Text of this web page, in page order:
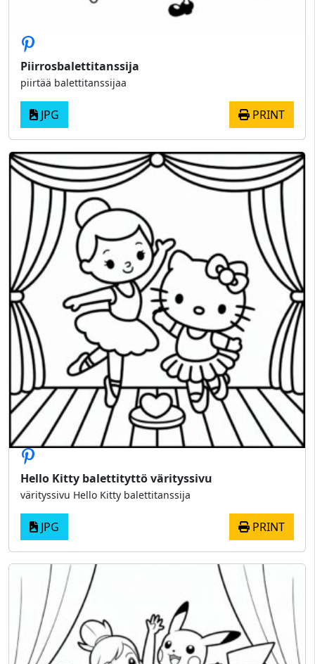
Piirrosbalettitanssija
piirtää balettitanssijaa
JPG PRINT
Hello Kitty balettityttö värityssivu
värityssivu Hello Kitty balettitanssija
JPG PRINT